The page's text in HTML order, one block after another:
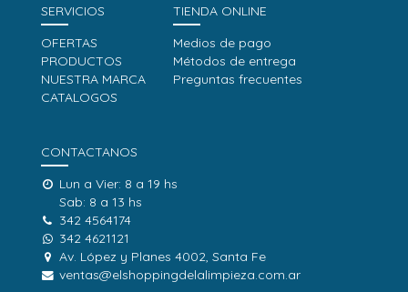
SERVICIOS
OFERTAS
PRODUCTOS
NUESTRA MARCA
CATALOGOS
TIENDA ONLINE
Medios de pago
Métodos de entrega
Preguntas frecuentes
CONTACTANOS
Lun a Vier: 8 a 19 hs
Sab: 8 a 13 hs
342 4564174
342 4621121
Av. López y Planes 4002, Santa Fe
ventas@elshoppingdelalimpieza.com.ar